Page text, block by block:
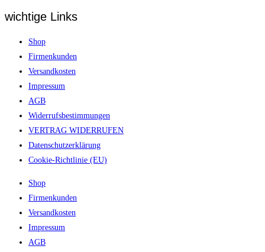
wichtige Links
Shop
Firmenkunden
Versandkosten
Impressum
AGB
Widerrufsbestimmungen
VERTRAG WIDERRUFEN
Datenschutzerklärung
Cookie-Richtlinie (EU)
Shop
Firmenkunden
Versandkosten
Impressum
AGB